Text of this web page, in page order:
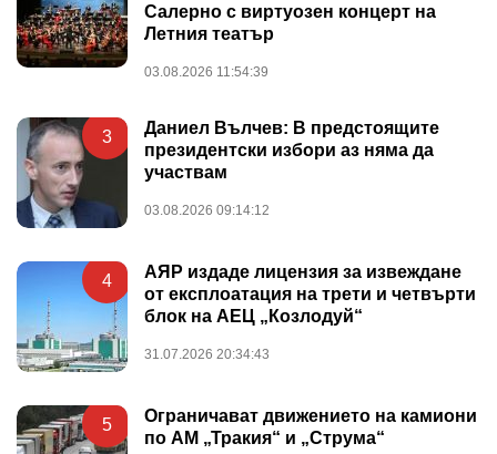
Салерно с виртуозен концерт на
Летния театър
03.08.2026 11:54:39
3
Даниел Вълчев: В предстоящите
президентски избори аз няма да
участвам
03.08.2026 09:14:12
4
АЯР издаде лицензия за извеждане
от експлоатация на трети и четвърти
блок на АЕЦ „Козлодуй“
31.07.2026 20:34:43
5
Ограничават движението на камиони
по АМ „Тракия“ и „Струма“